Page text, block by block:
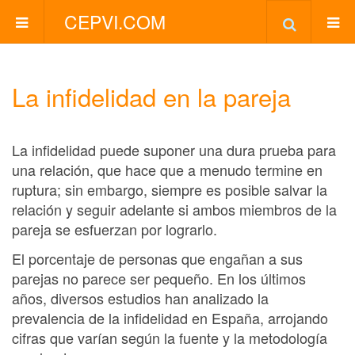
CEPVI.COM
La infidelidad en la pareja
La infidelidad puede suponer una dura prueba para
una relación, que hace que a menudo termine en
ruptura; sin embargo, siempre es posible salvar la
relación y seguir adelante si ambos miembros de la
pareja se esfuerzan por lograrlo.
El porcentaje de personas que engañan a sus
parejas no parece ser pequeño. En los últimos
años, diversos estudios han analizado la
prevalencia de la infidelidad en España, arrojando
cifras que varían según la fuente y la metodología